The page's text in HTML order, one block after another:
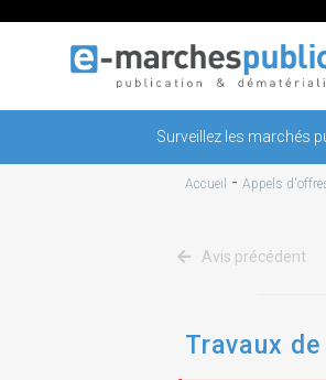
Surveillez les marchés
Accueil - Appels
Avis précédent
Travaux